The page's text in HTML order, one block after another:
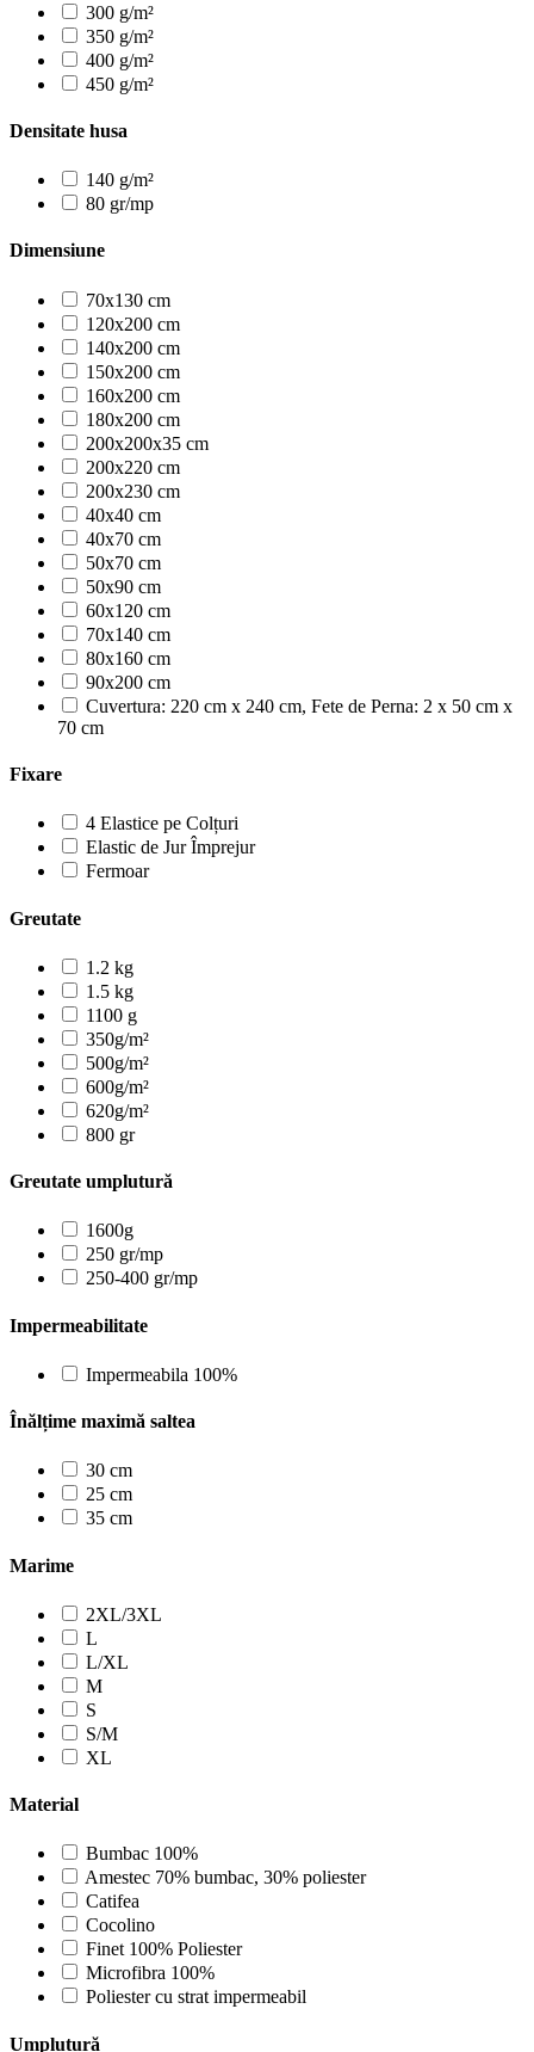
300 g/m²
350 g/m²
400 g/m²
450 g/m²
Densitate husa
140 g/m²
80 gr/mp
Dimensiune
70x130 cm
120x200 cm
140x200 cm
150x200 cm
160x200 cm
180x200 cm
200x200x35 cm
200x220 cm
200x230 cm
40x40 cm
40x70 cm
50x70 cm
50x90 cm
60x120 cm
70x140 cm
80x160 cm
90x200 cm
Cuvertura: 220 cm x 240 cm, Fete de Perna: 2 x 50 cm x
70 cm
Fixare
4 Elastice pe Colțuri
Elastic de Jur Împrejur
Fermoar
Greutate
1.2 kg
1.5 kg
1100 g
350g/m²
500g/m²
600g/m²
620g/m²
800 gr
Greutate umplutură
1600g
250 gr/mp
250-400 gr/mp
Impermeabilitate
Impermeabila 100%
Înălțime maximă saltea
30 cm
25 cm
35 cm
Marime
2XL/3XL
L
L/XL
M
S
S/M
XL
Material
Bumbac 100%
Amestec 70% bumbac, 30% poliester
Catifea
Cocolino
Finet 100% Poliester
Microfibra 100%
Poliester cu strat impermeabil
Umplutură